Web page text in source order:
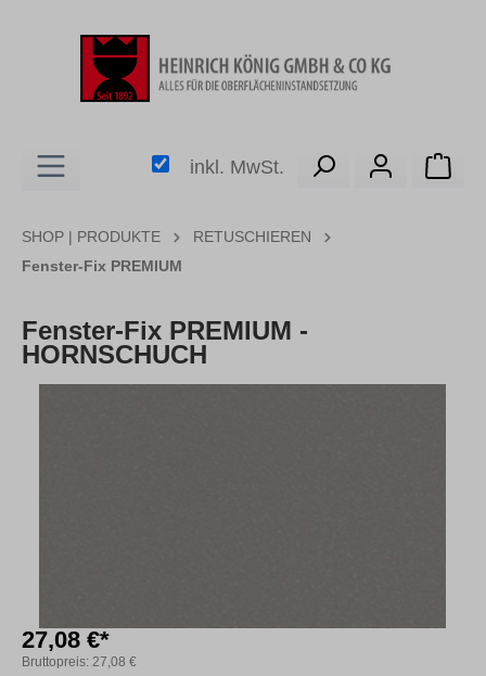
inkl. MwSt.
SHOP | PRODUKTE
RETUSCHIEREN
Fenster-Fix PREMIUM
Fenster-Fix PREMIUM -
HORNSCHUCH
27,08 €*
Bruttopreis: 27,08 €